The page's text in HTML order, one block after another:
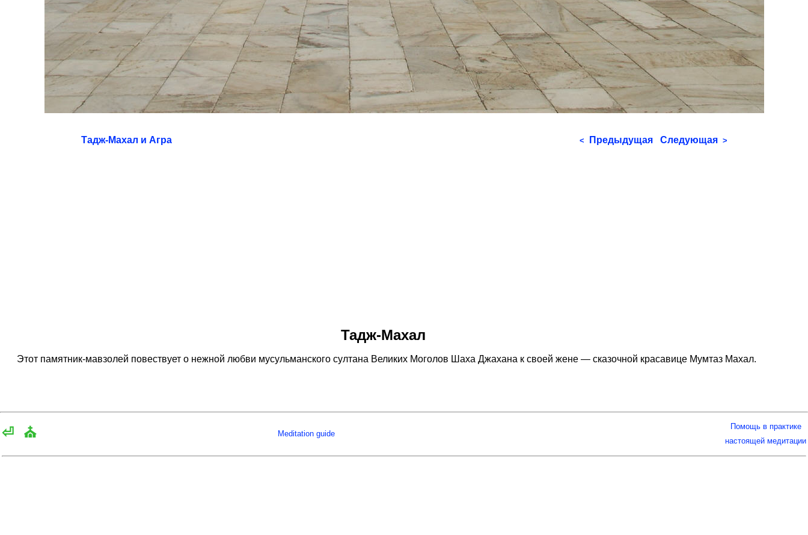
Тадж-Махал и Агра < Предыдущая Следующая >
Тадж-Махал
Этот памятник-мавзолей повествует о нежной любви мусульманского султана Великих Моголов Шаха Джахана к своей жене — сказочной красавице Мумтаз Махал.
⏎ ⛪ Meditation guide
Помощь в практике
настоящей медитации